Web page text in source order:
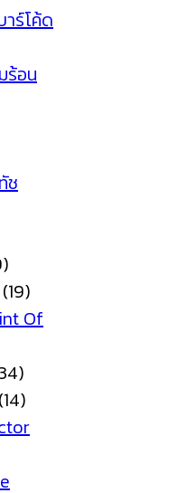
าร์โค้ด
ร้อน
ช
(19)
Of
(14)